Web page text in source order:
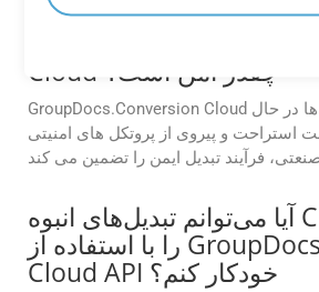
Cloud چقدر امن است؟
GroupDocs.Conversion Cloud با رمزگذاری داده ها در حال
استراحت و پیروی از پروتکل های امنیتی
آیا می‌توانم تبدیل‌های انبوه CF2 به POTM
را با استفاده از GroupDocs.Conversion
Cloud API خودکار کنم؟